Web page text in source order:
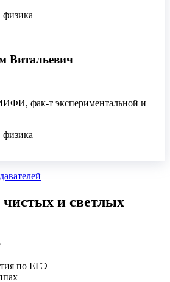
физика
Витальевич
фак-т экспериментальной и
физика
чистых и светлых